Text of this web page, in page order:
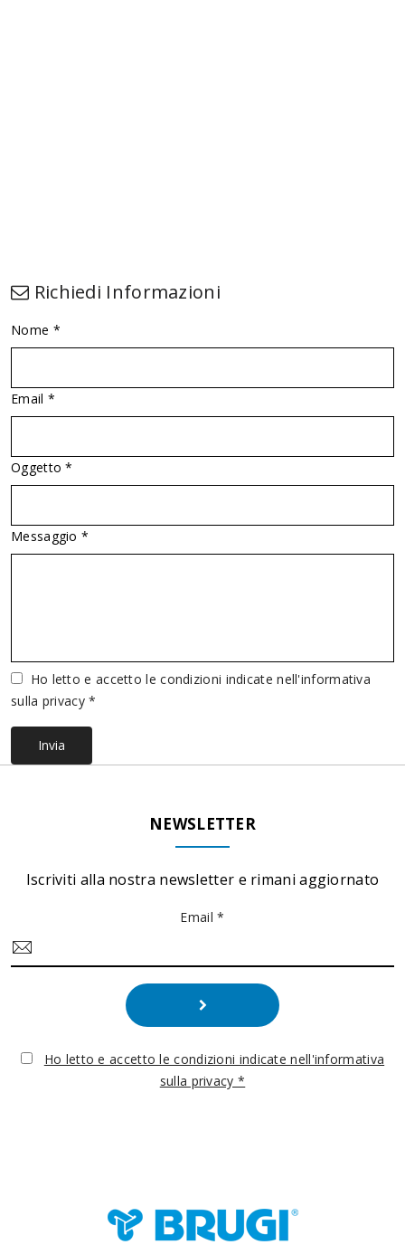
Richiedi Informazioni
Nome *
Email *
Oggetto *
Messaggio *
VuotoHo letto e accetto le condizioni indicate nell'informativa
sulla privacy *
Invia
NEWSLETTER
Iscriviti alla nostra newsletter e rimani aggiornato
Email *
Ho letto e accetto le condizioni indicate nell'informativa
sulla privacy *